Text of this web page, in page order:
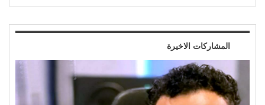
المشاركات الاخيرة